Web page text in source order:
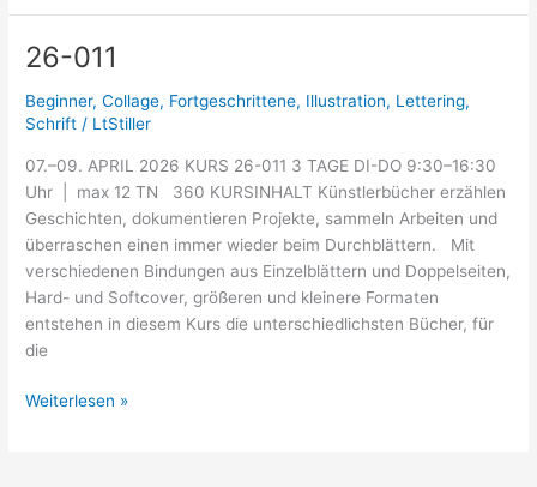
26-011
Beginner,Collage, Fortgeschrittene, Illustration, Lettering,
Schrift / LtStiller
07.–09. APRIL 2026 KURS 26-011 3 TAGE DI-DO 9:30–16:30
Uhr | max 12 TN 360 KURSINHALT Künstlerbücher erzählen
Geschichten, dokumentieren Projekte, sammeln Arbeiten und
überraschen einen immer wieder beim Durchblättern. Mit
verschiedenen Bindungen aus Einzelblättern und Doppelseiten,
Hard- und Softcover, größeren und kleinere Formaten
entstehen in diesem Kurs die unterschiedlichsten Bücher, für
die
26-
Weiterlesen »